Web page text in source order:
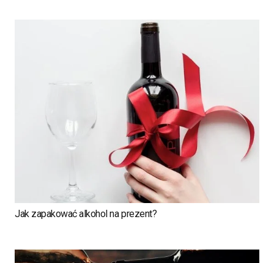
Jak zapakować alkohol na prezent?